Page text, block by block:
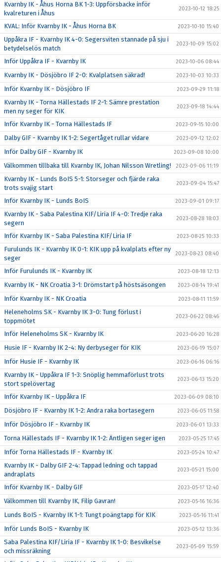
Kvarnby IK - Åhus Horna BK 1-3: Uppförsbacke inför
kvalreturen i Åhus
2023-10-12 18:25
KVAL: Inför Kvarnby IK - Åhus Horna BK 2023-10-10 15:40
Uppåkra IF - Kvarnby IK 4-0: Segersviten stannade på sju i
betydelselös match
2023-10-09 15:02
Inför Uppåkra IF - Kvarnby IK 2023-10-06 08:44
Kvarnby IK - Dösjöbro IF 2-0: Kvalplatsen säkrad! 2023-10-03 10:33
Inför Kvarnby IK - Dösjöbro IF 2023-09-29 11:18
Kvarnby IK - Torna Hällestads IF 2-1: Sämre prestation
men ny seger för KIK
2023-09-18 14:44
Inför Kvarnby IK - Torna Hällestads IF 2023-09-15 10:00
Dalby GIF - Kvarnby IK 1-2: Segertåget rullar vidare 2023-09-12 12:02
Inför Dalby GIF - Kvarnby IK 2023-09-08 10:00
Välkommen tillbaka till Kvarnby IK, Johan Nilsson Wretling! 2023-09-06 11:19
Kvarnby IK - Lunds BoIS 5-1: Storseger och fjärde raka
trots svajig start
2023-09-04 15:47
Inför Kvarnby IK - Lunds BoIS 2023-09-01 09:17
Kvarnby IK - Saba Palestina KIF/Liria IF 4-0: Tredje raka
segern
2023-08-28 18:03
Inför Kvarnby IK - Saba Palestina KIF/Liria IF 2023-08-25 10:33
Furulunds IK - Kvarnby IK 0-1: KIK upp på kvalplats efter ny
seger
2023-08-23 08:40
Inför Furulunds IK - Kvarnby IK 2023-08-18 12:13
Kvarnby IK - NK Croatia 3-1: Drömstart på höstsäsongen 2023-08-14 19:41
Inför Kvarnby IK - NK Croatia 2023-08-11 11:59
Heleneholms SK - Kvarnby IK 3-0: Tung förlust i
toppmötet
2023-06-22 08:46
Inför Heleneholms SK - Kvarnby IK 2023-06-20 16:28
Husie IF - Kvarnby IK 2-4: Ny derbyseger för KIK 2023-06-19 15:07
Inför Husie IF - Kvarnby IK 2023-06-16 06:16
Kvarnby IK - Uppåkra IF 1-3: Snöplig hemmaförlust trots
stort spelövertag
2023-06-13 15:20
Inför Kvarnby IK - Uppåkra IF 2023-06-09 08:10
Dösjöbro IF - Kvarnby IK 1-2: Andra raka bortasegern 2023-06-05 11:58
Inför Dösjöbro IF - Kvarnby IK 2023-06-01 13:33
Torna Hällestads IF - Kvarnby IK 1-2: Äntligen seger igen 2023-05-25 17:45
Inför Torna Hällestads IF - Kvarnby IK 2023-05-24 10:47
Kvarnby IK - Dalby GIF 2-4: Tappad ledning och tappad
andraplats
2023-05-21 15:00
Inför Kvarnby IK - Dalby GIF 2023-05-17 12:40
Välkommen till Kvarnby IK, Filip Gavran! 2023-05-16 16:36
Lunds BoIS - Kvarnby IK 1-1: Tungt poängtapp för KIK 2023-05-16 11:41
Inför Lunds BoIS - Kvarnby IK 2023-05-12 13:36
Saba Palestina KIF/Liria IF - Kvarnby IK 1-0: Besvikelse
och missräkning
2023-05-09 15:59